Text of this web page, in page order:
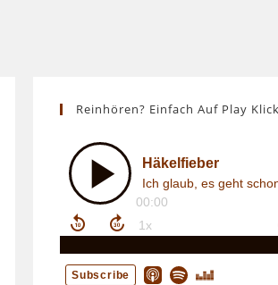
Reinhören? Einfach Auf Play